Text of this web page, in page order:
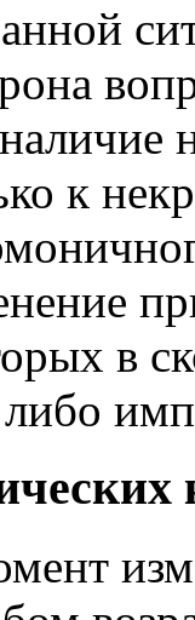
к
в